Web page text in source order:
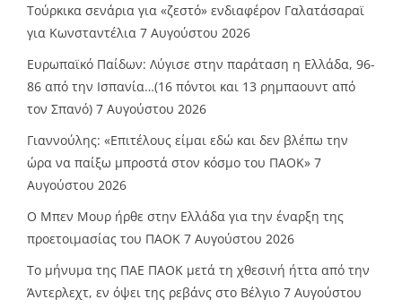
Τούρκικα σενάρια για «ζεστό» ενδιαφέρον Γαλατάσαραϊ
για Κωνσταντέλια 7 Αυγούστου 2026
Ευρωπαϊκό Παίδων: Λύγισε στην παράταση η Ελλάδα, 96-
86 από την Ισπανία…(16 πόντοι και 13 ρημπαουντ από
τον Σπανό) 7 Αυγούστου 2026
Γιαννούλης: «Επιτέλους είμαι εδώ και δεν βλέπω την
ώρα να παίξω μπροστά στον κόσμο του ΠΑΟΚ» 7
Αυγούστου 2026
O Mπεν Μουρ ήρθε στην Ελλάδα για την έναρξη της
προετοιμασίας του ΠΑΟΚ 7 Αυγούστου 2026
Το μήνυμα της ΠΑΕ ΠΑΟΚ μετά τη χθεσινή ήττα από την
Άντερλεχτ, εν όψει της ρεβάνς στο Βέλγιο 7 Αυγούστου